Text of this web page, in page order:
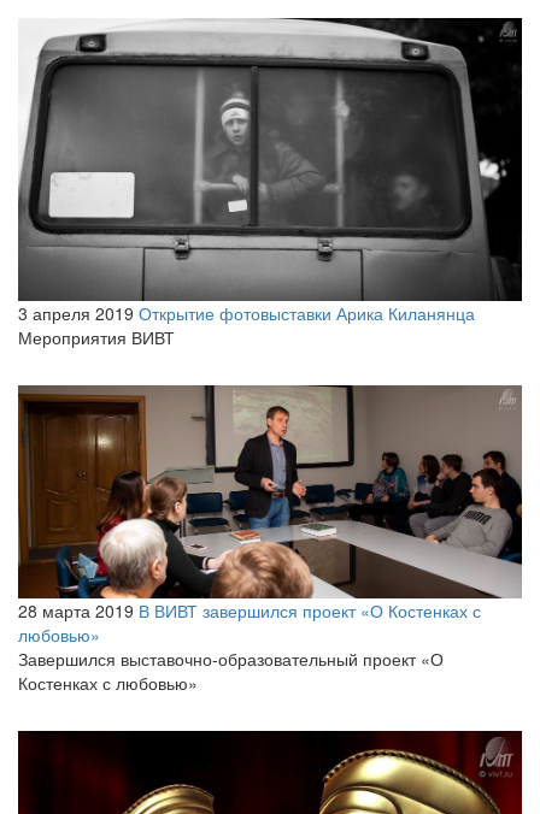
3 апреля 2019 Открытие фотовыставки Арика Киланянца
Мероприятия ВИВТ
28 марта 2019 В ВИВТ завершился проект «О Костенках с
любовью»
Завершился выставочно-образовательный проект «О
Костенках с любовью»